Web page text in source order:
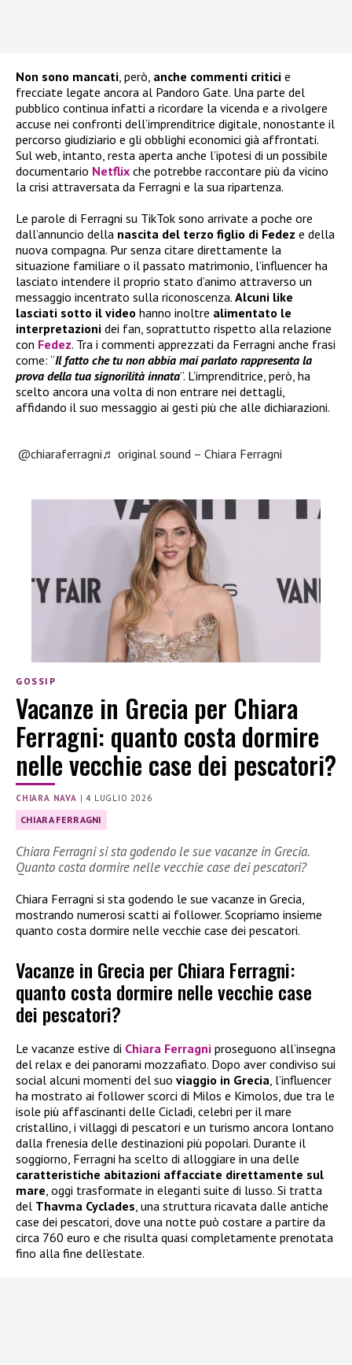
Non sono mancati , però, anche commenti critici e
frecciate legate ancora al Pandoro Gate. Una parte del
pubblico continua infatti a ricordare la vicenda e a rivolgere
accuse nei confronti dell’imprenditrice digitale, nonostante il
percorso giudiziario e gli obblighi economici già affrontati.
Sul web, intanto, resta aperta anche l’ipotesi di un possibile
documentario Netflix che potrebbe raccontare più da vicino
la crisi attraversata da Ferragni e la sua ripartenza.
Le parole di Ferragni su TikTok sono arrivate a poche ore
dall’annuncio della nascita del terzo figlio di Fedez e della
nuova compagna. Pur senza citare direttamente la
situazione familiare o il passato matrimonio, l’influencer ha
lasciato intendere il proprio stato d’animo attraverso un
messaggio incentrato sulla riconoscenza. Alcuni like
lasciati sotto il video hanno inoltre alimentato le
interpretazioni dei fan, soprattutto rispetto alla relazione
con Fedez. Tra i commenti apprezzati da Ferragni anche frasi
come: “Il fatto che tu non abbia mai parlato rappresenta la
prova della tua signorilità innata”. L’imprenditrice, però, ha
scelto ancora una volta di non entrare nei dettagli,
affidando il suo messaggio ai gesti più che alle dichiarazioni.
@chiaraferragni♬ original sound – Chiara Ferragni
GOSSIP
Vacanze in Grecia per Chiara
Ferragni: quanto costa dormire
nelle vecchie case dei pescatori?
CHIARA NAVA |4 LUGLIO 2026
CHIARA FERRAGNI
Chiara Ferragni si sta godendo le sue vacanze in Grecia.
Quanto costa dormire nelle vecchie case dei pescatori?
Chiara Ferragni si sta godendo le sue vacanze in Grecia,
mostrando numerosi scatti ai follower. Scopriamo insieme
quanto costa dormire nelle vecchie case dei pescatori.
Vacanze in Grecia per Chiara Ferragni:
quanto costa dormire nelle vecchie case
dei pescatori?
Le vacanze estive di Chiara Ferragni proseguono all’insegna
del relax e dei panorami mozzafiato. Dopo aver condiviso sui
social alcuni momenti del suo viaggio in Grecia, l’influencer
ha mostrato ai follower scorci di Milos e Kimolos, due tra le
isole più affascinanti delle Cicladi, celebri per il mare
cristallino, i villaggi di pescatori e un turismo ancora lontano
dalla frenesia delle destinazioni più popolari. Durante il
soggiorno, Ferragni ha scelto di alloggiare in una delle
caratteristiche abitazioni affacciate direttamente sul
mare, oggi trasformate in eleganti suite di lusso. Si tratta
del Thavma Cyclades, una struttura ricavata dalle antiche
case dei pescatori, dove una notte può costare a partire da
circa 760 euro e che risulta quasi completamente prenotata
fino alla fine dell’estate.